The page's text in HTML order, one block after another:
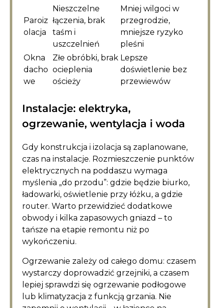
Paroiz
olacja
Nieszczelne
łączenia, brak
taśm i
uszczelnień
Mniej wilgoci w
przegrodzie,
mniejsze ryzyko
pleśni
Okna
dacho
we
Złe obróbki, brak
ocieplenia
ościeży
Lepsze
doświetlenie bez
przewiewów
Instalacje: elektryka,
ogrzewanie, wentylacja i woda
Gdy konstrukcja i izolacja są zaplanowane,
czas na instalacje. Rozmieszczenie punktów
elektrycznych na poddaszu wymaga
myślenia „do przodu”: gdzie będzie biurko,
ładowarki, oświetlenie przy łóżku, a gdzie
router. Warto przewidzieć dodatkowe
obwody i kilka zapasowych gniazd – to
tańsze na etapie remontu niż po
wykończeniu.
Ogrzewanie zależy od całego domu: czasem
wystarczy doprowadzić grzejniki, a czasem
lepiej sprawdzi się ogrzewanie podłogowe
lub klimatyzacja z funkcją grzania. Nie